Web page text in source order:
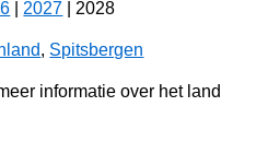
| 2027 | 2028
, Spitsbergen
informatie over het land